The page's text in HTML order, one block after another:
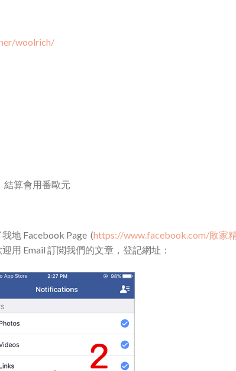
woolrich/
結算會用番歐元
地 Facebook Page (https://www.facebook.com/敗家
用 Email 訂閲我們的文章，登記網址：